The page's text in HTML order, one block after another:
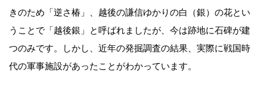
きのため「逆さ椿」、越後の謙信ゆかりの白（銀）の花とい
うことで「越後銀」と呼ばれましたが、今は跡地に石碑が建
つのみです。しかし、近年の発掘調査の結果、実際に戦国時
代の軍事施設があったことがわかっています。